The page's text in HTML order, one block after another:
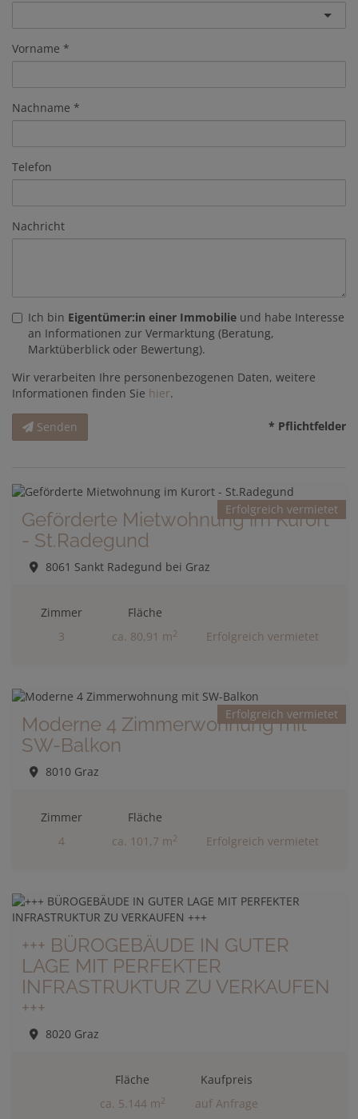
Vorname
Nachname
Telefon
Nachricht
Ich bin Eigentümer:in einer Immobilie und habe Interesse
an Informationen zur Vermarktung (Beratung,
Marktüberblick oder Bewertung).
Wir verarbeiten Ihre personenbezogenen Daten, weitere
Informationen finden Sie hier.
Senden * Pflichtfelder
Erfolgreich vermietet
Geförderte Mietwohnung im Kurort
- St.Radegund
8061 Sankt Radegund bei Graz
Zimmer
3
Fläche
ca. 80,91 m2 Erfolgreich vermietet
Erfolgreich vermietet
Moderne 4 Zimmerwohnung mit
SW-Balkon
8010 Graz
Zimmer
4
Fläche
ca. 101,7 m2 Erfolgreich vermietet
+++ BÜROGEBÄUDE IN GUTER
LAGE MIT PERFEKTER
INFRASTRUKTUR ZU VERKAUFEN
+++
8020 Graz
Fläche
ca. 5.144 m2
Kaufpreis
auf Anfrage